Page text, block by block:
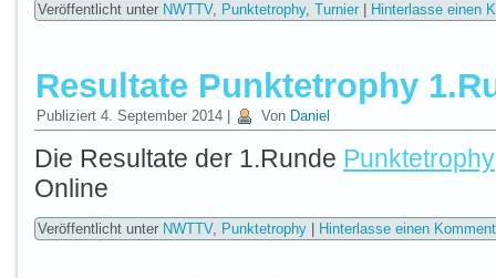
Veröffentlicht unter NWTTV, Punktetrophy, Turnier Hinterlasse einen
Resultate Punktetrophy
Publiziert 4. September 2014 Von Daniel
Die Resultate der 1.Runde Punktetrophy
Online
Veröffentlicht unter NWTTV, Punktetrophy Hinterlasse einen